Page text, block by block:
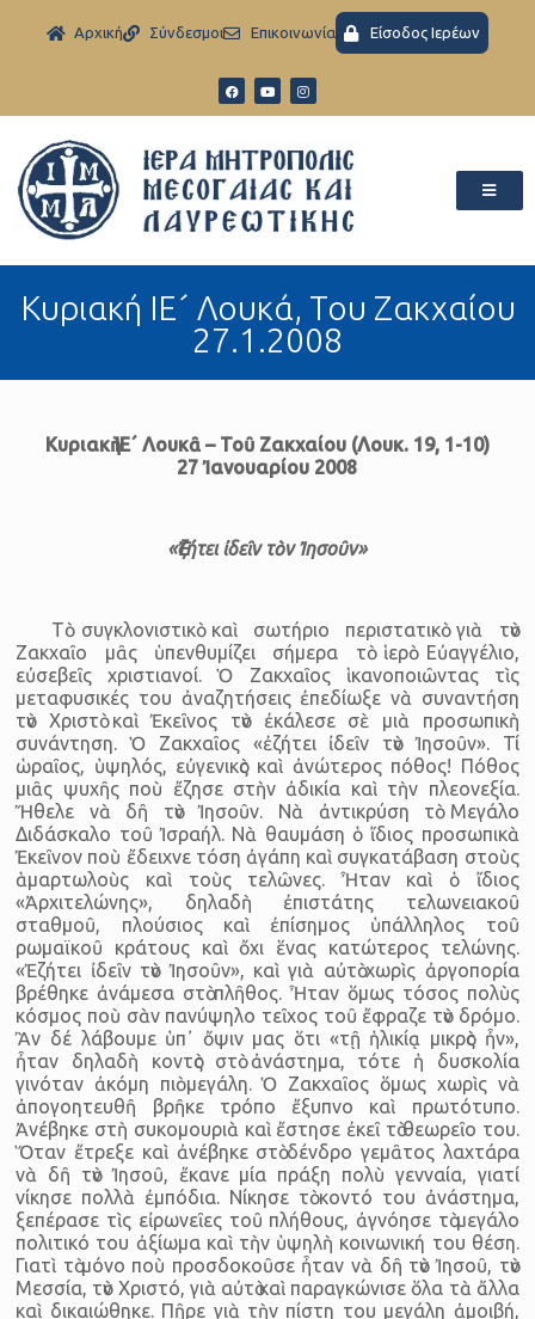
Aρχική Σύνδεσμοι Eπικοινωνία Είσοδος Ιερέων
Κυριακή ΙΕ´ Λουκά, Του Ζακχαίου
27.1.2008
Κυριακὴ ΙΕ´ Λουκᾶ – Τοῦ Ζακχαίου (Λουκ. 19, 1-10)
27 Ἰανουαρίου 2008
«Ἐζήτει ἰδεῖν τὸν Ἰησοῦν»
Τὸ συγκλονιστικὸ καὶ σωτήριο περιστατικὸ γιὰ τὸν
Ζακχαῖο μᾶς ὑπενθυμίζει σήμερα τὸ ἱερὸ Εὐαγγέλιο,
εὐσεβεῖς χριστιανοί. Ὁ Ζακχαῖος ἱκανοποιῶντας τὶς
μεταφυσικές του ἀναζητήσεις ἐπεδίωξε νὰ συναντήση
τὸν Χριστὸ καὶ Ἐκεῖνος τὸν ἐκάλεσε σὲ μιὰ προσωπικὴ
συνάντηση. Ὁ Ζακχαῖος «ἐζήτει ἰδεῖν τὸν Ἰησοῦν». Τί
ὡραῖος, ὑψηλός, εὐγενικὸς καὶ ἀνώτερος πόθος! Πόθος
μιᾶς ψυχῆς ποὺ ἔζησε στὴν ἀδικία καὶ τὴν πλεονεξία.
Ἤθελε νὰ δῆ τὸν Ἰησοῦν. Νὰ ἀντικρύση τὸ Μεγάλο
Διδάσκαλο τοῦ Ἰσραήλ. Νὰ θαυμάση ὁ ἴδιος προσωπικὰ
Ἐκεῖνον ποὺ ἔδειχνε τόση ἀγάπη καὶ συγκατάβαση στοὺς
ἁμαρτωλοὺς καὶ τοὺς τελῶνες. Ἦταν καὶ ὁ ἴδιος
«Ἀρχιτελώνης», δηλαδὴ ἐπιστάτης τελωνειακοῦ
σταθμοῦ, πλούσιος καὶ ἐπίσημος ὑπάλληλος τοῦ
ρωμαϊκοῦ κράτους καὶ ὄχι ἕνας κατώτερος τελώνης.
«Ἐζήτει ἰδεῖν τὸν Ἰησοῦν», καὶ γιὰ αὐτὸ χωρὶς ἀργοπορία
βρέθηκε ἀνάμεσα στὸ πλῆθος. Ἦταν ὅμως τόσος πολὺς
κόσμος ποὺ σὰν πανύψηλο τεῖχος τοῦ ἔφραζε τὸν δρόμο.
Ἂν δέ λάβουμε ὑπ᾿ ὄψιν μας ὅτι «τῇ ἡλικίᾳ μικρὸς ἦν»,
ἦταν δηλαδὴ κοντὸς στὸ ἀνάστημα, τότε ἡ δυσκολία
γινόταν ἀκόμη πιὸ μεγάλη. Ὁ Ζακχαῖος ὅμως χωρὶς νὰ
ἀπογοητευθῆ βρῆκε τρόπο ἔξυπνο καὶ πρωτότυπο.
Ἀνέβηκε στὴ συκομουριὰ καὶ ἔστησε ἐκεῖ τὸ θεωρεῖο του.
Ὅταν ἔτρεξε καὶ ἀνέβηκε στὸ δένδρο γεμᾶτος λαχτάρα
νὰ δῆ τὸν Ἰησοῦ, ἔκανε μία πράξη πολὺ γενναία, γιατί
νίκησε πολλὰ ἐμπόδια. Νίκησε τὸ κοντό του ἀνάστημα,
ξεπέρασε τὶς εἰρωνεῖες τοῦ πλήθους, ἀγνόησε τὸ μεγάλο
πολιτικό του ἀξίωμα καὶ τὴν ὑψηλὴ κοινωνική του θέση.
Γιατὶ τὸ μόνο ποὺ προσδοκοῦσε ἦταν νὰ δῆ τὸν Ἰησοῦ, τὸν
Μεσσία, τὸν Χριστό, γιὰ αὐτὸ καὶ παραγκώνισε ὅλα τὰ ἄλλα
καὶ δικαιώθηκε. Πῆρε γιὰ τὴν πίστη του μεγάλη ἀμοιβή,